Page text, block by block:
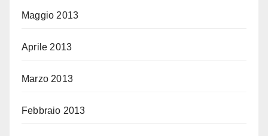
Maggio 2013
Aprile 2013
Marzo 2013
Febbraio 2013